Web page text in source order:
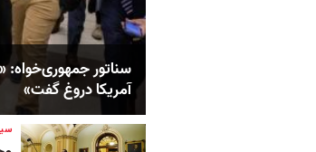
سناتور جمهوری‌خواه:‌
آمریکا دروغ گفت»